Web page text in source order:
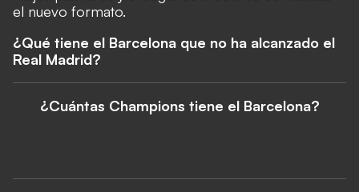
el nuevo formato.
¿Qué tiene el Barcelona que no ha alcanzado el
Real Madrid?
¿Cuántas Champions tiene el Barcelona?